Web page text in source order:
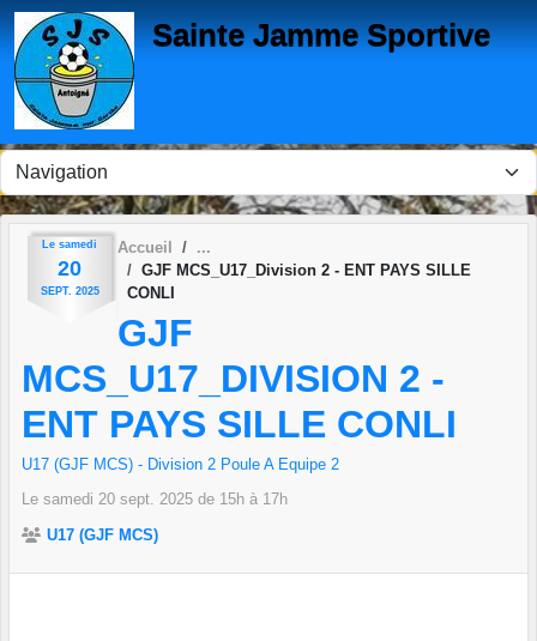
Sainte Jamme Sportive
Le samedi
20
SEPT. 2025
Accueil
GJF MCS_U17_Division 2 - ENT PAYS SILLE
CONLI
GJF
MCS_U17_DIVISION 2 -
ENT PAYS SILLE CONLI
U17 (GJF MCS) - Division 2 Poule A Equipe 2
Le samedi 20 sept. 2025 de 15h à 17h
U17 (GJF MCS)
Panneau de gestion des cookies